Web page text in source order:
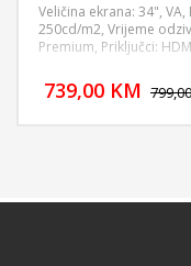
Veličina ekrana: 34",
250cd/m2, Vrijeme
Premium, Priključci:
739,00 KM